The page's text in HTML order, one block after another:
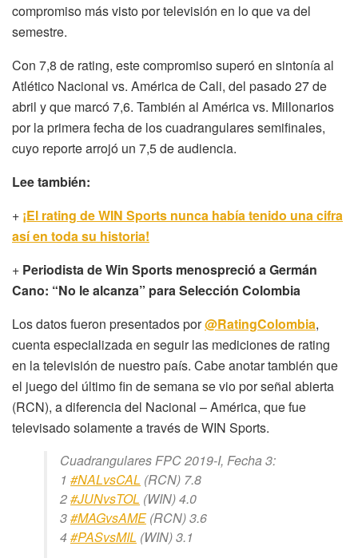
compromiso más visto por televisión en lo que va del
semestre.
Con 7,8 de rating, este compromiso superó en sintonía al
Atlético Nacional vs. América de Cali, del pasado 27 de
abril y que marcó 7,6. También al América vs. Millonarios
por la primera fecha de los cuadrangulares semifinales,
cuyo reporte arrojó un 7,5 de audiencia.
Lee también:
+ ¡El rating de WIN Sports nunca había tenido una cifra
así en toda su historia!
+ Periodista de Win Sports menospreció a Germán
Cano: “No le alcanza” para Selección Colombia
Los datos fueron presentados por@RatingColombia,
cuenta especializada en seguir las mediciones de rating
en la televisión de nuestro país. Cabe anotar también que
el juego del último fin de semana se vio por señal abierta
(RCN), a diferencia del Nacional – América, que fue
televisado solamente a través de WIN Sports.
Cuadrangulares FPC 2019-I, Fecha 3:
1 #NALvsCAL (RCN) 7.8
2#JUNvsTOL (WIN) 4.0
3#MAGvsAME(RCN) 3.6
4#PASvsMIL (WIN) 3.1